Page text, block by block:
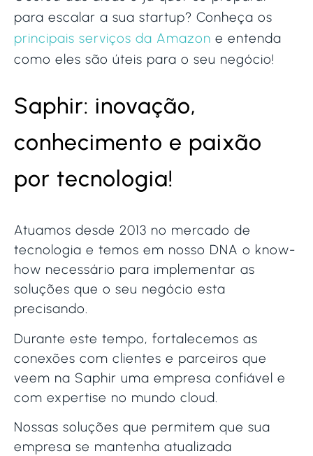
para escalar a sua startup? Conheça os
principais serviços da Amazon e entenda
como eles são úteis para o seu negócio!
Saphir: inovação,
conhecimento e paixão
por tecnologia!
Atuamos desde 2013 no mercado de
tecnologia e temos em nosso DNA o know-
how necessário para implementar as
soluções que o seu negócio esta
precisando.
Durante este tempo, fortalecemos as
conexões com clientes e parceiros que
veem na Saphir uma empresa confiável e
com expertise no mundo cloud.
Nossas soluções que permitem que sua
empresa se mantenha atualizada